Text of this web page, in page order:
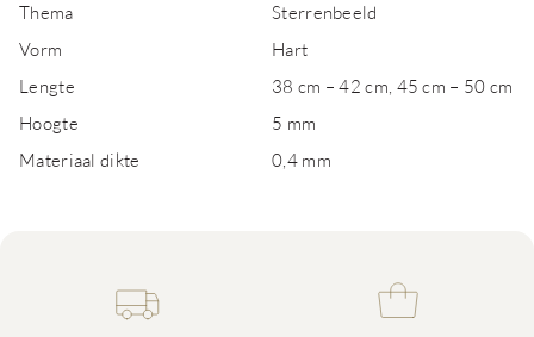
Thema
Sterrenbeeld
Vorm
Hart
Lengte
38 cm – 42 cm, 45 cm – 50 cm
Hoogte
5 mm
Materiaal dikte
0,4 mm